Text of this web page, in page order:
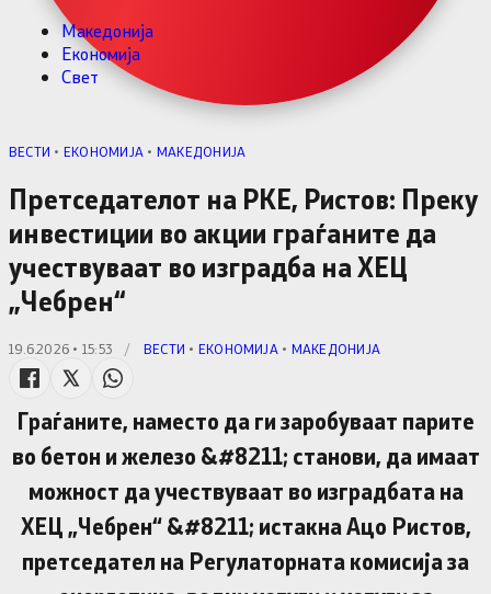
Македонија
Економија
Свет
ВЕСТИ • ЕКОНОМИЈА • МАКЕДОНИЈА
Претседателот на РКЕ, Ристов: Преку
инвестиции во акции граѓаните да
учествуваат во изградба на ХЕЦ
„Чебрен“
19.6.2026 • 15:53 / ВЕСТИ • ЕКОНОМИЈА • МАКЕДОНИЈА
Граѓаните, наместо да ги заробуваат парите
во бетон и железо &#8211; станови, да имаат
можност да учествуваат во изградбата на
ХЕЦ „Чебрен“ &#8211; истакна Ацо Ристов,
претседател на Регулаторната комисија за